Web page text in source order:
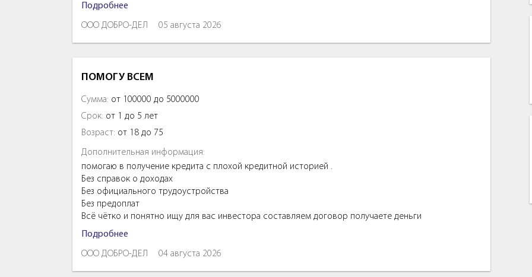
Подробнее
ООО ДОБРО-ДЕЛ 05 августа 2026
ПОМОГУ ВСЕМ
Сумма: от 100000 до 5000000
Срок: от 1 до 5 лет
Возраст: от 18 до 75
Дополнительная информация:
помогаю в получение кредита с плохой кредитной историей .
Без справок о доходах
Без официального трудоустройства
Без предоплат
Всё чётко и понятно ищу для вас инвестора составляем договор получаете деньги
Подробнее
ООО ДОБРО-ДЕЛ 04 августа 2026